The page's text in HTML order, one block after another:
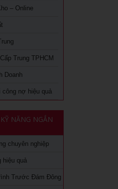
ăn dưới góc nhìn phong
chuyên nghiệp
hiệu quả
dành cho CMO
chuyên nghiệp
công nợ hiệu quả
cao trong quản trị nhân
TPHCM
trong thời kỳ 4.0
và làm đúng
viên
– Online
Trung TPHCM
Doanh
công nợ hiệu quả
NĂNG NGẮN
chuyên nghiệp
hiệu quả
Trước Đám Đông